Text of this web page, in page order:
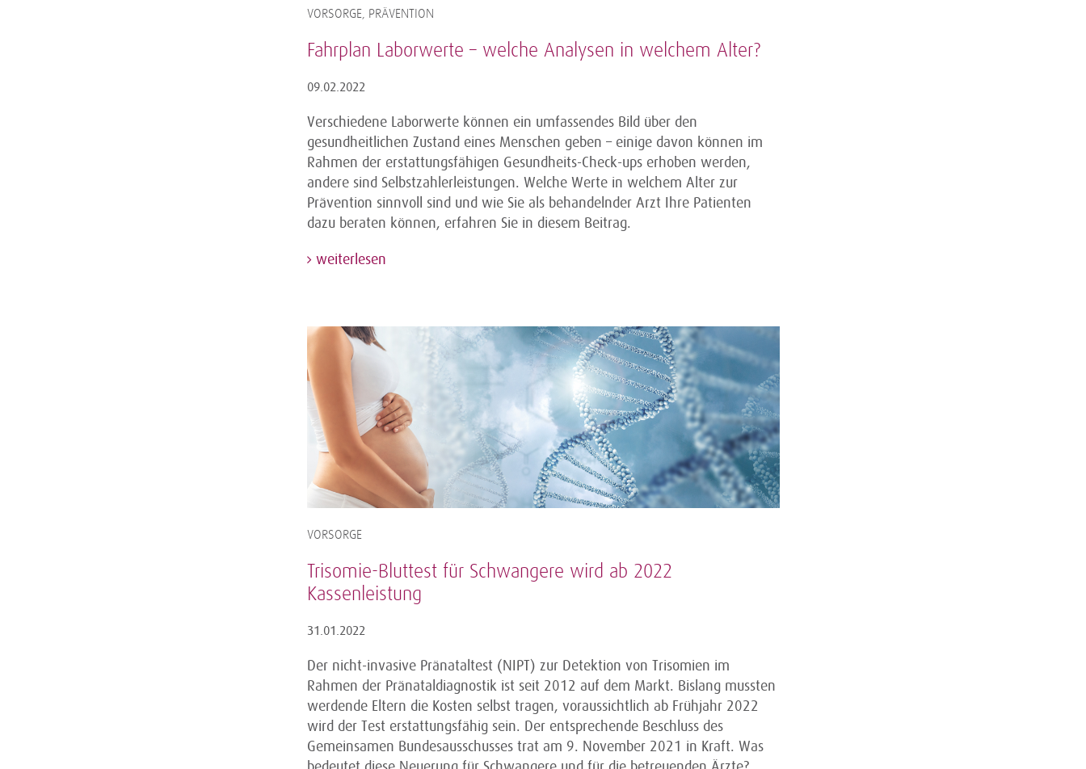
VORSORGE, PRÄVENTION
Fahrplan Laborwerte – welche Analysen in welchem Alter?
09.02.2022
Verschiedene Laborwerte können ein umfassendes Bild über den
gesundheitlichen Zustand eines Menschen geben – einige davon können im
Rahmen der erstattungsfähigen Gesundheits-Check-ups erhoben werden,
andere sind Selbstzahlerleistungen. Welche Werte in welchem Alter zur
Prävention sinnvoll sind und wie Sie als behandelnder Arzt Ihre Patienten
dazu beraten können, erfahren Sie in diesem Beitrag.
weiterlesen
VORSORGE
Trisomie-Bluttest für Schwangere wird ab 2022
Kassenleistung
31.01.2022
Der nicht-invasive Pränataltest (NIPT) zur Detektion von Trisomien im
Rahmen der Pränataldiagnostik ist seit 2012 auf dem Markt. Bislang mussten
werdende Eltern die Kosten selbst tragen, voraussichtlich ab Frühjahr 2022
wird der Test erstattungsfähig sein. Der entsprechende Beschluss des
Gemeinsamen Bundesausschusses trat am 9. November 2021 in Kraft. Was